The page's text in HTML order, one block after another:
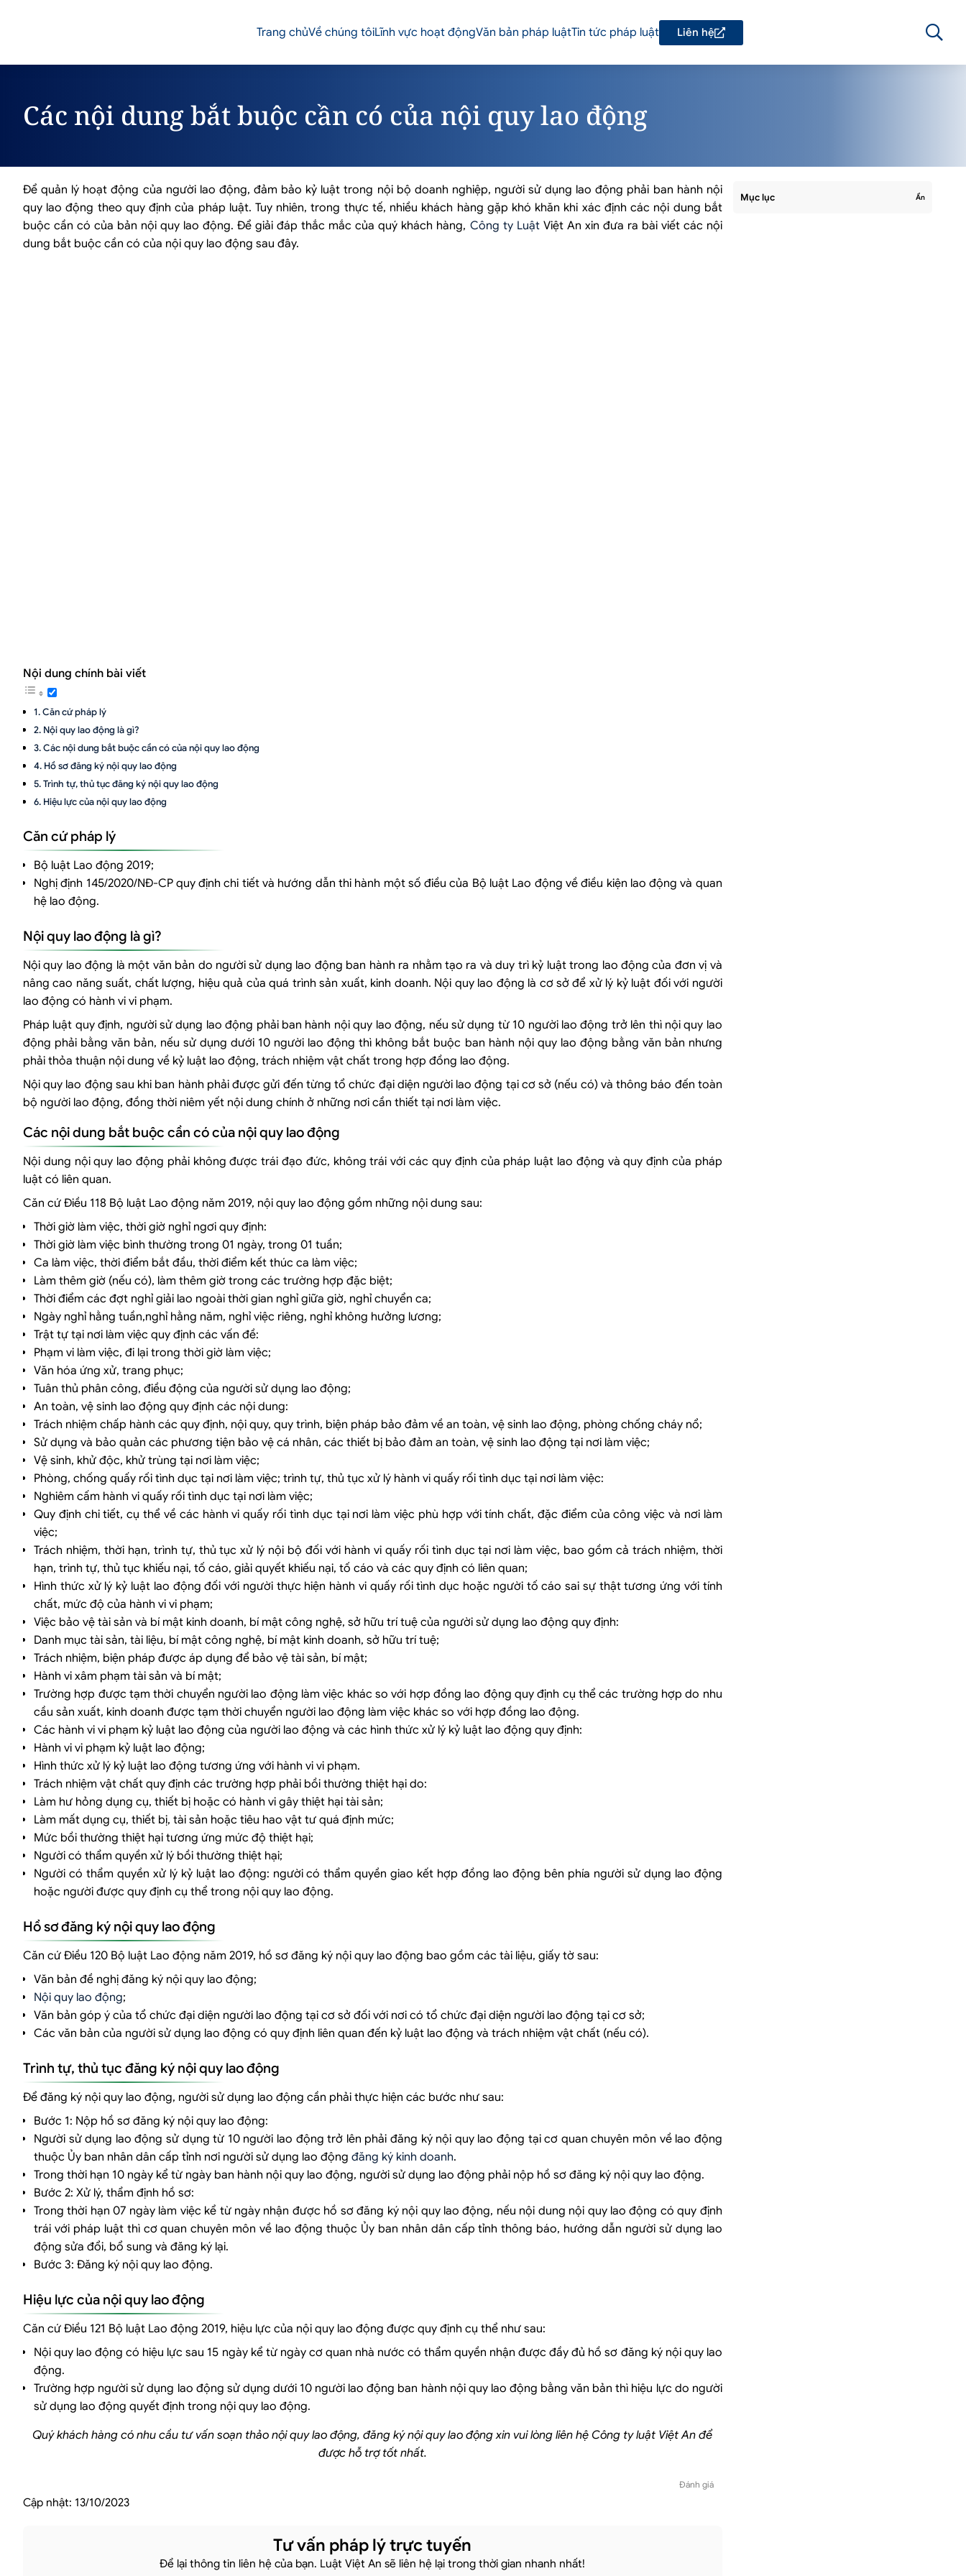
Trang chủVề chúng tôiLĩnh vực hoạt độngVăn bản pháp luậtTin tức pháp luật Liên hệ
Các nội dung bắt buộc cần có của nội quy lao động
Để quản lý hoạt động của người lao động, đảm bảo kỷ luật trong nội bộ doanh nghiệp, người sử dụng lao động phải ban hành nội
quy lao động theo quy định của pháp luật. Tuy nhiên, trong thực tế, nhiều khách hàng gặp khó khăn khi xác định các nội dung bắt
buộc cần có của bản nội quy lao động. Để giải đáp thắc mắc của quý khách hàng, Công ty LuậtViệt An xin đưa ra bài viết các nội
dung bắt buộc cần có của nội quy lao động sau đây.
Nội dung chính bài viết
Căn cứ pháp lý
Nội quy lao động là gì?
Các nội dung bắt buộc cần có của nội quy lao động
Hồ sơ đăng ký nội quy lao động
Trình tự, thủ tục đăng ký nội quy lao động
Hiệu lực của nội quy lao động
Căn cứ pháp lý
Bộ luật Lao động 2019;
Nghị định 145/2020/NĐ-CP quy định chi tiết và hướng dẫn thi hành một số điều của Bộ luật Lao động về điều kiện lao động và quan
hệ lao động.
Nội quy lao động là gì?
Nội quy lao động là một văn bản do người sử dụng lao động ban hành ra nhằm tạo ra và duy trì kỷ luật trong lao động của đơn vị và
nâng cao năng suất, chất lượng, hiệu quả của quá trình sản xuất, kinh doanh. Nội quy lao động là cơ sở để xử lý kỷ luật đối với người
lao động có hành vi vi phạm.
Pháp luật quy định, người sử dụng lao động phải ban hành nội quy lao động, nếu sử dụng từ 10 người lao động trở lên thì nội quy lao
động phải bằng văn bản, nếu sử dụng dưới 10 người lao động thì không bắt buộc ban hành nội quy lao động bằng văn bản nhưng
phải thỏa thuận nội dung về kỷ luật lao động, trách nhiệm vật chất trong hợp đồng lao động.
Nội quy lao động sau khi ban hành phải được gửi đến từng tổ chức đại diện người lao động tại cơ sở (nếu có) và thông báo đến toàn
bộ người lao động, đồng thời niêm yết nội dung chính ở những nơi cần thiết tại nơi làm việc.
Các nội dung bắt buộc cần có của nội quy lao động
Nội dung nội quy lao động phải không được trái đạo đức, không trái với các quy định của pháp luật lao động và quy định của pháp
luật có liên quan.
Căn cứ Điều 118 Bộ luật Lao động năm 2019, nội quy lao động gồm những nội dung sau:
Thời giờ làm việc, thời giờ nghỉ ngơi quy định:
Thời giờ làm việc bình thường trong 01 ngày, trong 01 tuần;
Ca làm việc, thời điểm bắt đầu, thời điểm kết thúc ca làm việc;
Làm thêm giờ (nếu có), làm thêm giờ trong các trường hợp đặc biệt;
Thời điểm các đợt nghỉ giải lao ngoài thời gian nghỉ giữa giờ, nghỉ chuyển ca;
Ngày nghỉ hằng tuần,nghỉ hằng năm, nghỉ việc riêng, nghỉ không hưởng lương;
Trật tự tại nơi làm việc quy định các vấn đề:
Phạm vi làm việc, đi lại trong thời giờ làm việc;
Văn hóa ứng xử, trang phục;
Tuân thủ phân công, điều động của người sử dụng lao động;
An toàn, vệ sinh lao động quy định các nội dung:
Trách nhiệm chấp hành các quy định, nội quy, quy trình, biện pháp bảo đảm về an toàn, vệ sinh lao động, phòng chống cháy nổ;
Sử dụng và bảo quản các phương tiện bảo vệ cá nhân, các thiết bị bảo đảm an toàn, vệ sinh lao động tại nơi làm việc;
Vệ sinh, khử độc, khử trùng tại nơi làm việc;
Phòng, chống quấy rối tình dục tại nơi làm việc; trình tự, thủ tục xử lý hành vi quấy rối tình dục tại nơi làm việc:
Nghiêm cấm hành vi quấy rối tình dục tại nơi làm việc;
Quy định chi tiết, cụ thể về các hành vi quấy rối tình dục tại nơi làm việc phù hợp với tính chất, đặc điểm của công việc và nơi làm
việc;
Trách nhiệm, thời hạn, trình tự, thủ tục xử lý nội bộ đối với hành vi quấy rối tình dục tại nơi làm việc, bao gồm cả trách nhiệm, thời
hạn, trình tự, thủ tục khiếu nại, tố cáo, giải quyết khiếu nại, tố cáo và các quy định có liên quan;
Hình thức xử lý kỷ luật lao động đối với người thực hiện hành vi quấy rối tình dục hoặc người tố cáo sai sự thật tương ứng với tính
chất, mức độ của hành vi vi phạm;
Việc bảo vệ tài sản và bí mật kinh doanh, bí mật công nghệ, sở hữu trí tuệ của người sử dụng lao động quy định:
Danh mục tài sản, tài liệu, bí mật công nghệ, bí mật kinh doanh, sở hữu trí tuệ;
Trách nhiệm, biện pháp được áp dụng để bảo vệ tài sản, bí mật;
Hành vi xâm phạm tài sản và bí mật;
Trường hợp được tạm thời chuyển người lao động làm việc khác so với hợp đồng lao động quy định cụ thể các trường hợp do nhu
cầu sản xuất, kinh doanh được tạm thời chuyển người lao động làm việc khác so với hợp đồng lao động.
Các hành vi vi phạm kỷ luật lao động của người lao động và các hình thức xử lý kỷ luật lao động quy định:
Hành vi vi phạm kỷ luật lao động;
Hình thức xử lý kỷ luật lao động tương ứng với hành vi vi phạm.
Trách nhiệm vật chất quy định các trường hợp phải bồi thường thiệt hại do:
Làm hư hỏng dụng cụ, thiết bị hoặc có hành vi gây thiệt hại tài sản;
Làm mất dụng cụ, thiết bị, tài sản hoặc tiêu hao vật tư quá định mức;
Mức bồi thường thiệt hại tương ứng mức độ thiệt hại;
Người có thẩm quyền xử lý bồi thường thiệt hại;
Người có thẩm quyền xử lý kỷ luật lao động: người có thẩm quyền giao kết hợp đồng lao động bên phía người sử dụng lao động
hoặc người được quy định cụ thể trong nội quy lao động.
Hồ sơ đăng ký nội quy lao động
Căn cứ Điều 120 Bộ luật Lao động năm 2019, hồ sơ đăng ký nội quy lao động bao gồm các tài liệu, giấy tờ sau:
Văn bản đề nghị đăng ký nội quy lao động;
Nội quy lao động;
Văn bản góp ý của tổ chức đại diện người lao động tại cơ sở đối với nơi có tổ chức đại diện người lao động tại cơ sở;
Các văn bản của người sử dụng lao động có quy định liên quan đến kỷ luật lao động và trách nhiệm vật chất (nếu có).
Trình tự, thủ tục đăng ký nội quy lao động
Để đăng ký nội quy lao động, người sử dụng lao động cần phải thực hiện các bước như sau:
Bước 1: Nộp hồ sơ đăng ký nội quy lao động:
Người sử dụng lao động sử dụng từ 10 người lao động trở lên phải đăng ký nội quy lao động tại cơ quan chuyên môn về lao động
thuộc Ủy ban nhân dân cấp tỉnh nơi người sử dụng lao động đăng ký kinh doanh.
Trong thời hạn 10 ngày kể từ ngày ban hành nội quy lao động, người sử dụng lao động phải nộp hồ sơ đăng ký nội quy lao động.
Bước 2: Xử lý, thẩm định hồ sơ:
Trong thời hạn 07 ngày làm việc kể từ ngày nhận được hồ sơ đăng ký nội quy lao động, nếu nội dung nội quy lao động có quy định
trái với pháp luật thì cơ quan chuyên môn về lao động thuộc Ủy ban nhân dân cấp tỉnh thông báo, hướng dẫn người sử dụng lao
động sửa đổi, bổ sung và đăng ký lại.
Bước 3: Đăng ký nội quy lao động.
Hiệu lực của nội quy lao động
Căn cứ Điều 121 Bộ luật Lao động 2019, hiệu lực của nội quy lao động được quy định cụ thể như sau:
Nội quy lao động có hiệu lực sau 15 ngày kể từ ngày cơ quan nhà nước có thẩm quyền nhận được đầy đủ hồ sơ đăng ký nội quy lao
động.
Trường hợp người sử dụng lao động sử dụng dưới 10 người lao động ban hành nội quy lao động bằng văn bản thì hiệu lực do người
sử dụng lao động quyết định trong nội quy lao động.
Quý khách hàng có nhu cầu tư vấnsoạn thảo nội quy lao động, đăng ký nội quy lao độngxin vui lòng liên hệ Công ty luật Việt An để
được hỗ trợ tốt nhất.
Đánh giá
Cập nhật: 13/10/2023
Tư vấn pháp lý trực tuyến
Để lại thông tin liên hệ của bạn. Luật Việt An sẽ liên hệ lại trong thời gian nhanh nhất!
Mục lục Ẩn